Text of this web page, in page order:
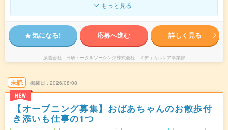
もっと見る
気になる! 応募へ進む 詳しく見る
派遣会社 日研トータルソーシング株式会社 メディカルケア事業部
未読
NEW
掲載日 2026/08/08
【オープニング募集】おばあちゃんのお散歩付
き添いも仕事の1つ